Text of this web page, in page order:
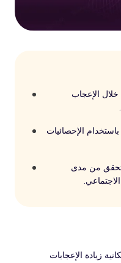
خلال الإعجاب
الإحصائيات
من مدى
زيادة الإعجابات